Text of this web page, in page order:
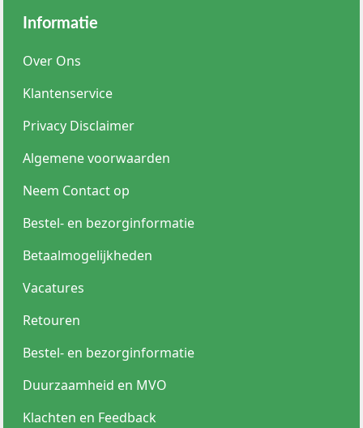
Informatie
Over Ons
Klantenservice
Privacy Disclaimer
Algemene voorwaarden
Neem Contact op
Bestel- en bezorginformatie
Betaalmogelijkheden
Vacatures
Retouren
Bestel- en bezorginformatie
Duurzaamheid en MVO
Klachten en Feedback